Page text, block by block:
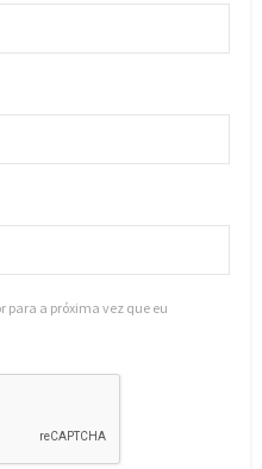
para a próxima vez que eu